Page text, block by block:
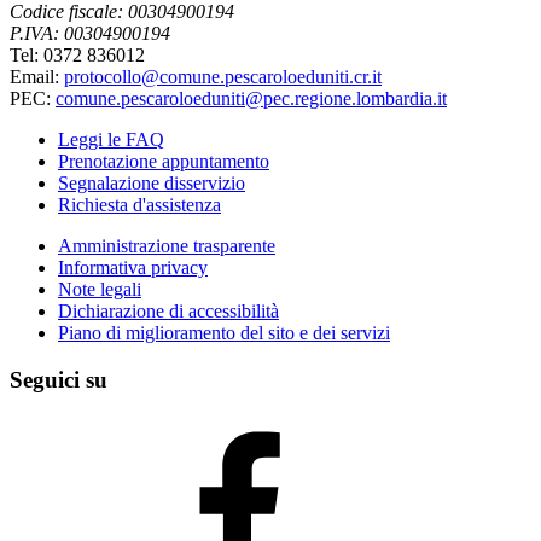
Codice fiscale: 00304900194
P.IVA: 00304900194
Tel: 0372 836012
Email: protocollo@comune.pescaroloeduniti.cr.it
PEC: comune.pescaroloeduniti@pec.regione.lombardia.it
Leggi le FAQ
Prenotazione appuntamento
Segnalazione disservizio
Richiesta d'assistenza
Amministrazione trasparente
Informativa privacy
Note legali
Dichiarazione di accessibilità
Piano di miglioramento del sito e dei servizi
Seguici su